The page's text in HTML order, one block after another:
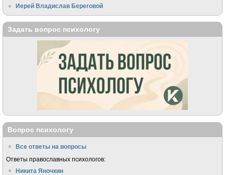
Иерей Владислав Береговой
Задать вопрос психологу
Вопрос психологу
Все ответы на вопросы
Ответы православных психологов:
Никита Яночкин